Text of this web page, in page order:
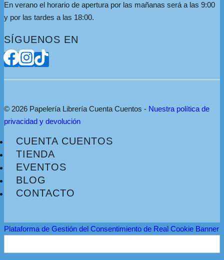
En verano el horario de apertura por las mañanas será a las 9:00
y por las tardes a las 18:00.
SÍGUENOS EN
© 2026 Papelería Librería Cuenta Cuentos - Nuestra política de
privacidad y devolución
CUENTA CUENTOS
TIENDA
EVENTOS
BLOG
CONTACTO
Plataforma de Gestión del Consentimiento de Real Cookie Banner
Buscar: